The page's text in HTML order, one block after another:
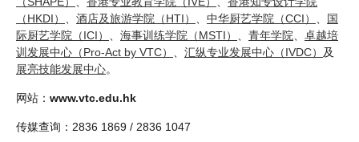
（HKDI）
酒店及旅游学院（HTI） 中华厨艺学院（CCI）
国
际厨艺学院（ICI）
海事训练学院（MSTI） 青年学院
卓越培
训发展中心（Pro-Act by VTC）
汇纵专业发展中心（IVDC） 及
展亮技能发展中心。
网站： www.vtc.edu.hk
传媒查询：2836 1869 / 2836 1047